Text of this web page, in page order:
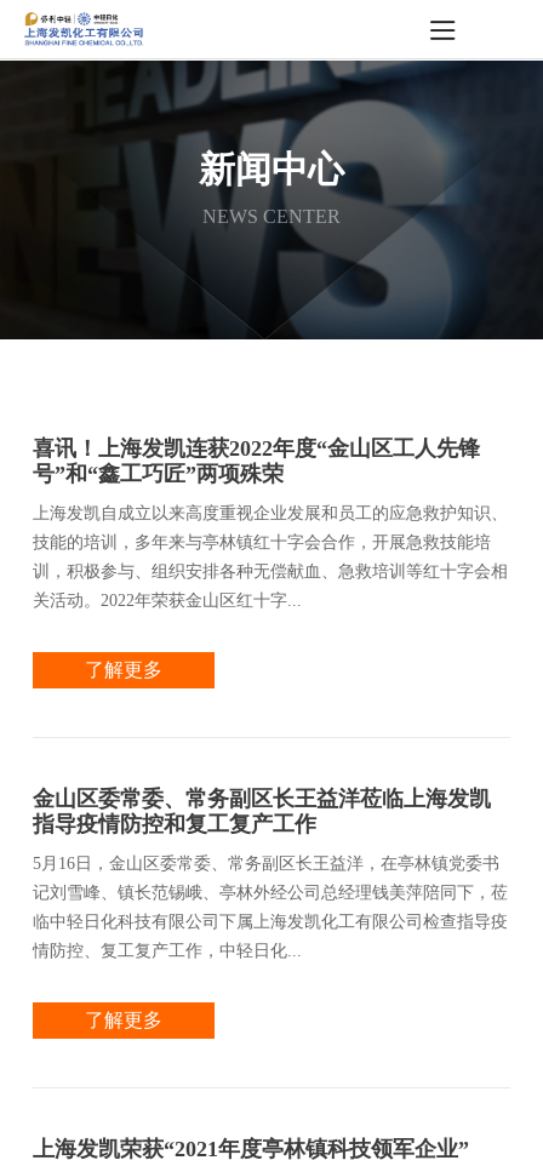
新闻中心
NEWS CENTER
喜讯！上海发凯连获2022年度“金山区工人先锋
号”和“鑫工巧匠”两项殊荣
上海发凯自成立以来高度重视企业发展和员工的应急救护知识、
技能的培训，多年来与亭林镇红十字会合作，开展急救技能培
训，积极参与、组织安排各种无偿献血、急救培训等红十字会相
关活动。2022年荣获金山区红十字...
了解更多
金山区委常委、常务副区长王益洋莅临上海发凯
指导疫情防控和复工复产工作
5月16日，金山区委常委、常务副区长王益洋，在亭林镇党委书
记刘雪峰、镇长范锡峨、亭林外经公司总经理钱美萍陪同下，莅
临中轻日化科技有限公司下属上海发凯化工有限公司检查指导疫
情防控、复工复产工作，中轻日化...
了解更多
上海发凯荣获“2021年度亭林镇科技领军企业”